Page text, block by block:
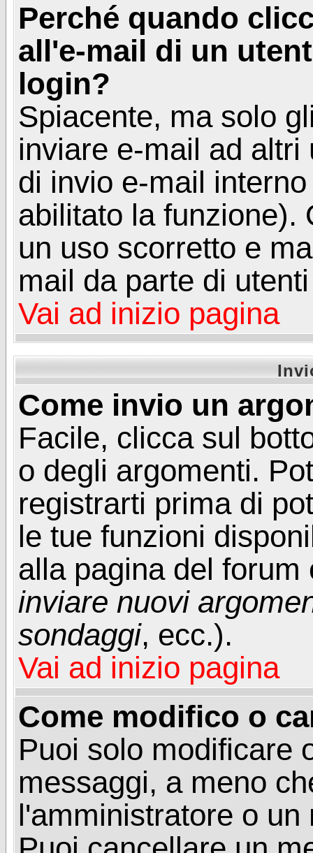
Perché quando
all'e-mail di un
login?
Spiacente, ma solo
inviare e-mail ad
di invio e-mail
abilitato la funzione).
un uso scorretto e
mail da parte di
Vai ad inizio pagina
Come invio un
Facile, clicca sul
o degli argomenti.
registrarti prima di
le tue funzioni
alla pagina del
inviare nuovi
sondaggi, ecc.).
Vai ad inizio pagina
Come modifico o
Puoi solo modificare
messaggi, a meno
l'amministratore o